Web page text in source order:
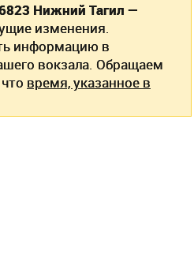
Нижний Тагил —
изменения.
информацию в
вокзала. Обращаем
время, указанное в